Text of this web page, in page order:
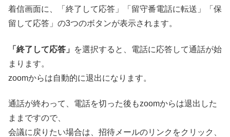
着信画面に、「終了して応答」「留守番電話に転送」「保
留して応答」の3つのボタンが表示されます。
「終了して応答」
を選択すると、電話に応答して通話が始
まります。
zoomからは自動的に退出になります。
通話が終わって、電話を切った後もzoomからは退出した
ままですので、
会議に戻りたい場合は、招待メールのリンクをクリック、